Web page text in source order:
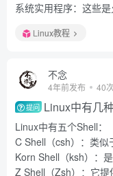
系统实用程序：这些
Linux教程
不念
4年前发布 40
提问 Linux中有几
Linux中有五个Shell：
C Shell（csh）：类似
Korn Shell（ksh）：
Z Shell（Zsh）：它